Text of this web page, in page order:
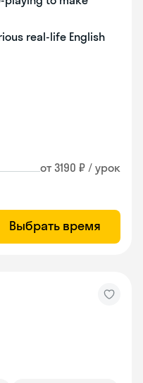
real-life English
от 3190 ₽ / урок
Выбрать время